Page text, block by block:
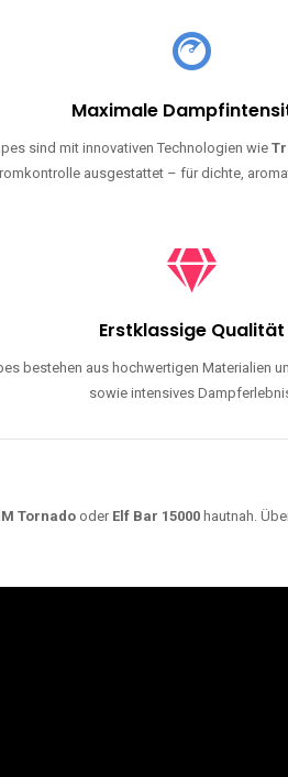
Maximale
sind mit innovativen Technologien wie
ausgestattet – für dichte,
Erstklassige Qualität
bestehen aus hochwertigen Materialien
sowie intensives
Tornado oder Elf Bar 15000 hautnah.